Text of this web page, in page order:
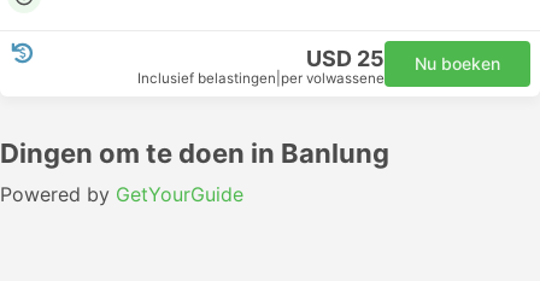
USD 25
Inclusief belastingen per volwassene
Nu boeken
Dingen om te doen in Banlung
Powered by GetYourGuide